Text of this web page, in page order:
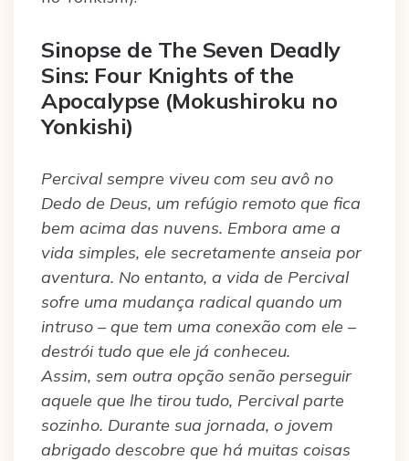
Sinopse de The Seven Deadly
Sins: Four Knights of the
Apocalypse (Mokushiroku no
Yonkishi)
Percival sempre viveu com seu avô no
Dedo de Deus, um refúgio remoto que fica
bem acima das nuvens. Embora ame a
vida simples, ele secretamente anseia por
aventura. No entanto, a vida de Percival
sofre uma mudança radical quando um
intruso – que tem uma conexão com ele –
destrói tudo que ele já conheceu.
Assim, sem outra opção senão perseguir
aquele que lhe tirou tudo, Percival parte
sozinho. Durante sua jornada, o jovem
abrigado descobre que há muitas coisas